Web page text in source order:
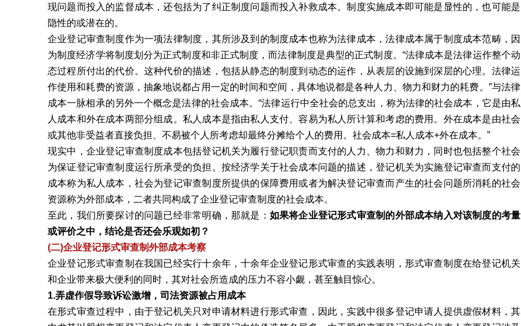
现问题而投入的监督成本，还包括为了纠正制度问题而投入补救成本。制度实施成本即可能是显性的，也可能是
隐性的或潜在的。
企业登记审查制度作为一项法律制度，其所涉及到的制度成本也称为法律成本，法律成本属于制度成本范畴，因
为制度经济学将制度划分为正式制度和非正式制度，而法律制度是典型的正式制度。“法律成本是法律运作整个动
态过程所付出的代价。这种代价的描述，包括从静态的制度到动态的运作，从表层的设施到深层的心理。法律运
作使用和耗费的资源，抽象地说都占用一定的时间和空间，具体地说都是各种人力、物力和财力的耗费。”与法律
成本一脉相承的另外一个概念是法律的社会成本。“法律运行中全社会的总支出，称为法律的社会成本，它是由私
人成本和外在成本两部分组成。私人成本是指由私人支付、容易为私人所计算和考虑的费用。外在成本是由社会
或其他非受益者直接负担、不易被个人所考虑却最终分摊给个人的费用。社会成本=私人成本+外在成本。”
现实中，企业登记审查制度成本包括登记机关为履行登记职责而支付的人力、物力和财力，同时也包括整个社会
为保证登记审查制度运行所承受的负担。按经济学关于社会成本问题的描述，登记机关为实施登记审查而支付的
成本称为私人成本，社会为登记审查制度所提供的保障费用或者为解决登记审查而产生的社会问题所消耗的社会
资源称为外部成本，二者共同构成了企业登记审查制度的社会成本。
至此，我们所要探讨的问题已经非常明确，那就是： 如果将企业登记形式审查制的外部成本纳入对该制度的考量
或评价之中，结论是否还会乐观如初？
(二)企业登记形式审查制外部成本考察
企业登记形式审查制在我国已经实行十余年，十余年企业登记形式审查的实践表明，形式审查制度在给登记机关
和企业带来极大便利的同时，其对社会所造成的压力不容小觑，甚至触目惊心。
1.弄虚作假导致诉讼激增，司法资源被占用成本
在形式审查过程中，由于登记机关只对申请材料进行形式审查，因此，实践中很多登记申请人提供虚假材料，其